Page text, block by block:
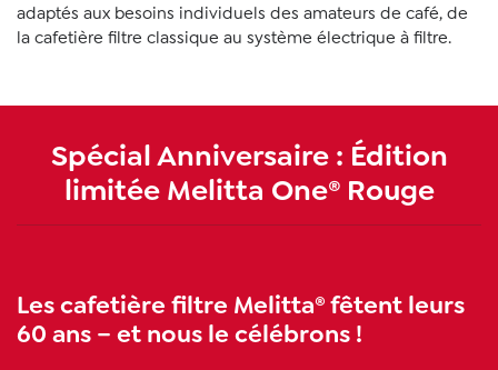
adaptés aux besoins individuels des amateurs de café, de
la cafetière filtre classique au système électrique à filtre.
Spécial Anniversaire : Édition
limitée Melitta One® Rouge
Les cafetière filtre Melitta® fêtent leurs
60 ans – et nous le célébrons !